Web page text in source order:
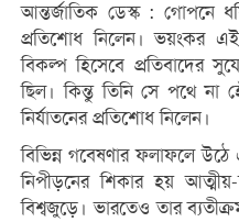
আন্তর্জাতিক ডেস্ক : গোপনে
প্রতিশোধ নিলেন। ভয়ংকর এই
বিকল্প হিসেবে প্রতিবাদের
ছিল। কিন্তু তিনি সে পথে না
নির্যাতনের প্রতিশোধ নিলেন।
বিভিন্ন গবেষণার ফলাফলে
নিপীড়নের শিকার হয়
বিশ্বজুড়ে। ভারতেও তার